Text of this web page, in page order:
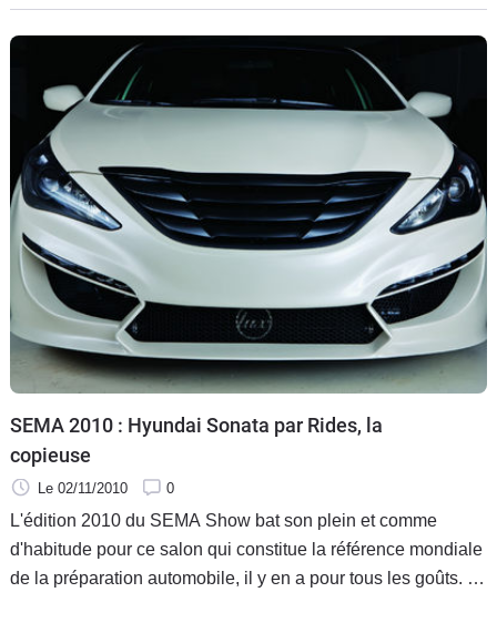
SEMA 2010 : Hyundai Sonata par Rides, la
copieuse
Le 02/11/2010 0
L'édition 2010 du SEMA Show bat son plein et comme
d'habitude pour ce salon qui constitue la référence mondiale
de la préparation automobile, il y en a pour tous les goûts. A